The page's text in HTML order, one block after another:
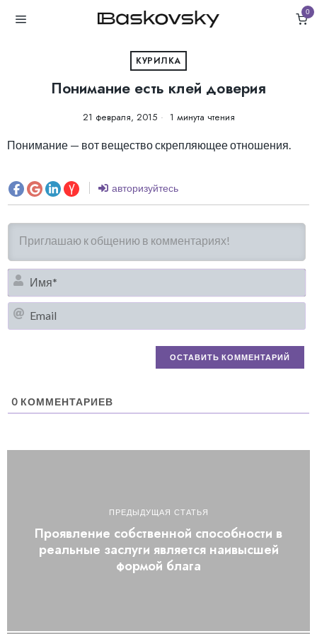
0
КУРИЛКА
Понимание есть клей доверия
21 февраля, 2015 1 минута чтения
Понимание — вот вещество скрепляющее отношения.
авторизуйтесь
0 КОММЕНТАРИЕВ
ПРЕДЫДУЩАЯ СТАТЬЯ
Проявление собственной способности в
реальные заслуги является наивысшей
формой блага